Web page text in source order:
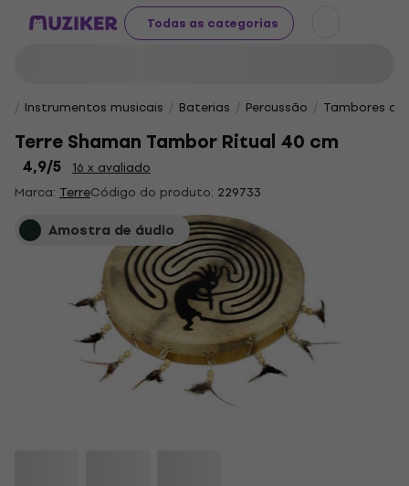
Todas as categorias
Instrumentos musicais Baterias Percussão Tambores
Terre Shaman Tambor Ritual 40 cm
4,9/5
16 x avaliado
Marca: TerreCódigo do produto: 229733
Amostra de áudio